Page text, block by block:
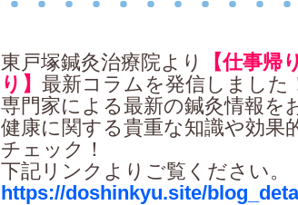
東戸塚鍼灸治療院より
【仕事
り】 最新コラムを発信しました
専門家による最新の鍼灸情報を
健康に関する貴重な知識や効果
チェック！
下記リンクよりご覧ください。
https://doshinkyu.site/